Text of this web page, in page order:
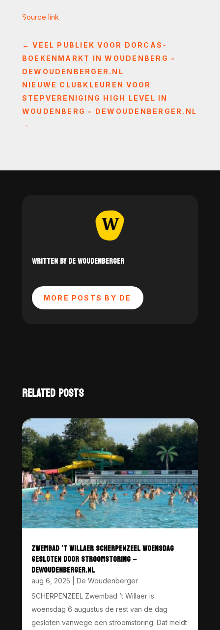
Source link
←VEEL PUBLIEK VOOR DORCAS-
BOEKENMARKT IN WOUDENBERG -
DEWOUDENBERGER.NL
NIEUWE CLUBKLEUREN VOOR
STEPVERENIGING HIGH LEVEL IN
WOUDENBERG - DEWOUDENBERGER.NL
→
WRITTEN BY DE WOUDENBERGER
MORE POSTS BY DE
RELATED POSTS
ZWEMBAD ’T WILLAER SCHERPENZEEL WOENSDAG
GESLOTEN DOOR STROOMSTORING –
DEWOUDENBERGER.NL
aug 6, 2025
De Woudenberger
SCHERPENZEEL Zwembad ’t Willaer is
woensdag 6 augustus de rest van de dag
gesloten vanwege een stroomstoring. Dat meldt